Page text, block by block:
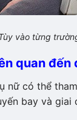
vào từng
quan
nữ có thể
bay và giai